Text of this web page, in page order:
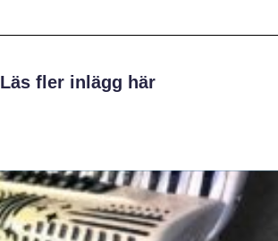
Läs fler inlägg här